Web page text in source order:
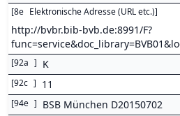
[8e Elektronische Adresse (URL etc.)]
http://bvbr.bib-bvb.de:8991/F?
[92a ] K
[92c ] 11
[94e ] BSB München D20150702